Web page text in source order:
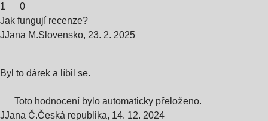
1
0
Jak fungují recenze?
JJana M.Slovensko, 23. 2. 2025
Byl to dárek a líbil se.
Toto hodnocení bylo automaticky přeloženo.
JJana Č.Česká republika, 14. 12. 2024